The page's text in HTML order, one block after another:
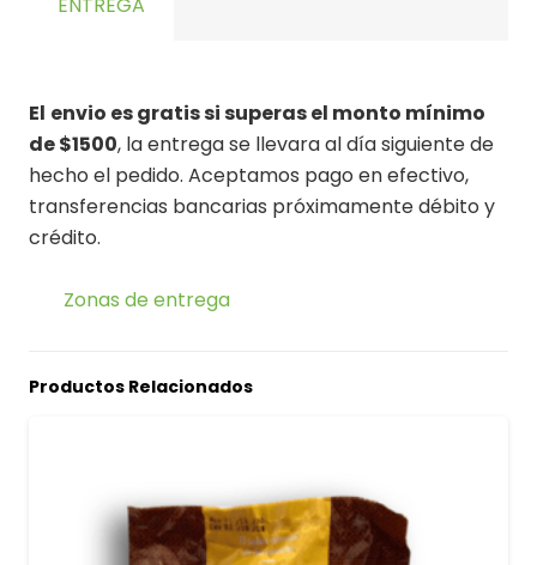
El envio es gratis si superas el monto mínimo
de $1500, la entrega se llevara al día siguiente de
hecho el pedido. Aceptamos pago en efectivo,
transferencias bancarias próximamente débito y
crédito.
Zonas de entrega
Productos Relacionados